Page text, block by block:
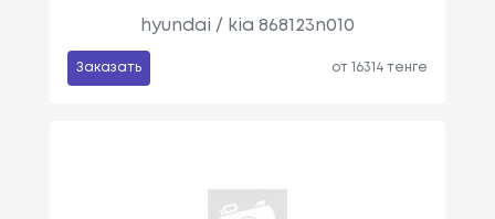
hyundai / kia 868123n010
Заказать от 16314 тенге